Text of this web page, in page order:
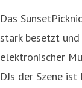
Das
stark besetzt
elektronischer
DJs der Szene ist